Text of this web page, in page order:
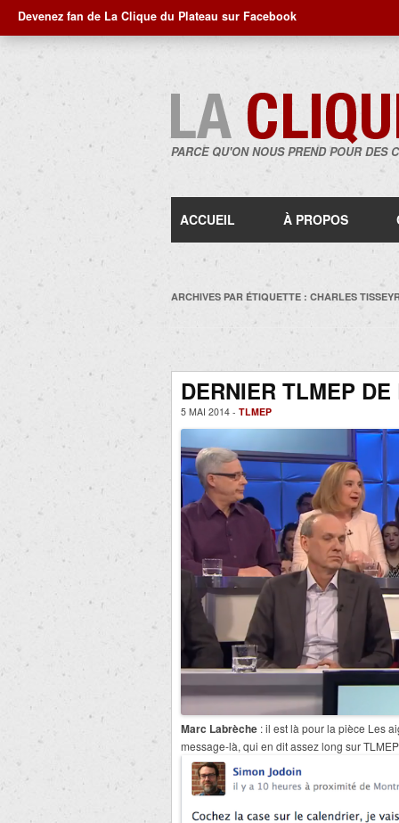
Devenez fan de La Clique du Plateau sur Facebook
PARCE QU'ON NOUS PREND POUR DES
ACCUEIL À PROPOS
ARCHIVES PAR ÉTIQUETTE : CHARLES
DERNIER TLMEP
5 MAI 2014 - TLMEP
Marc Labrèche : il est là pour la pièce Les
message-là, qui en dit assez long sur